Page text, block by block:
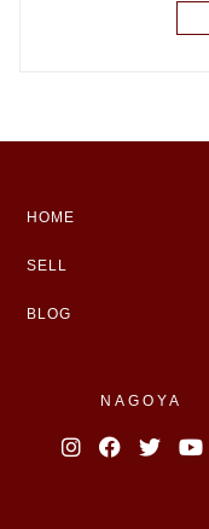
HOME
SELL
BLOG
NAGOYA